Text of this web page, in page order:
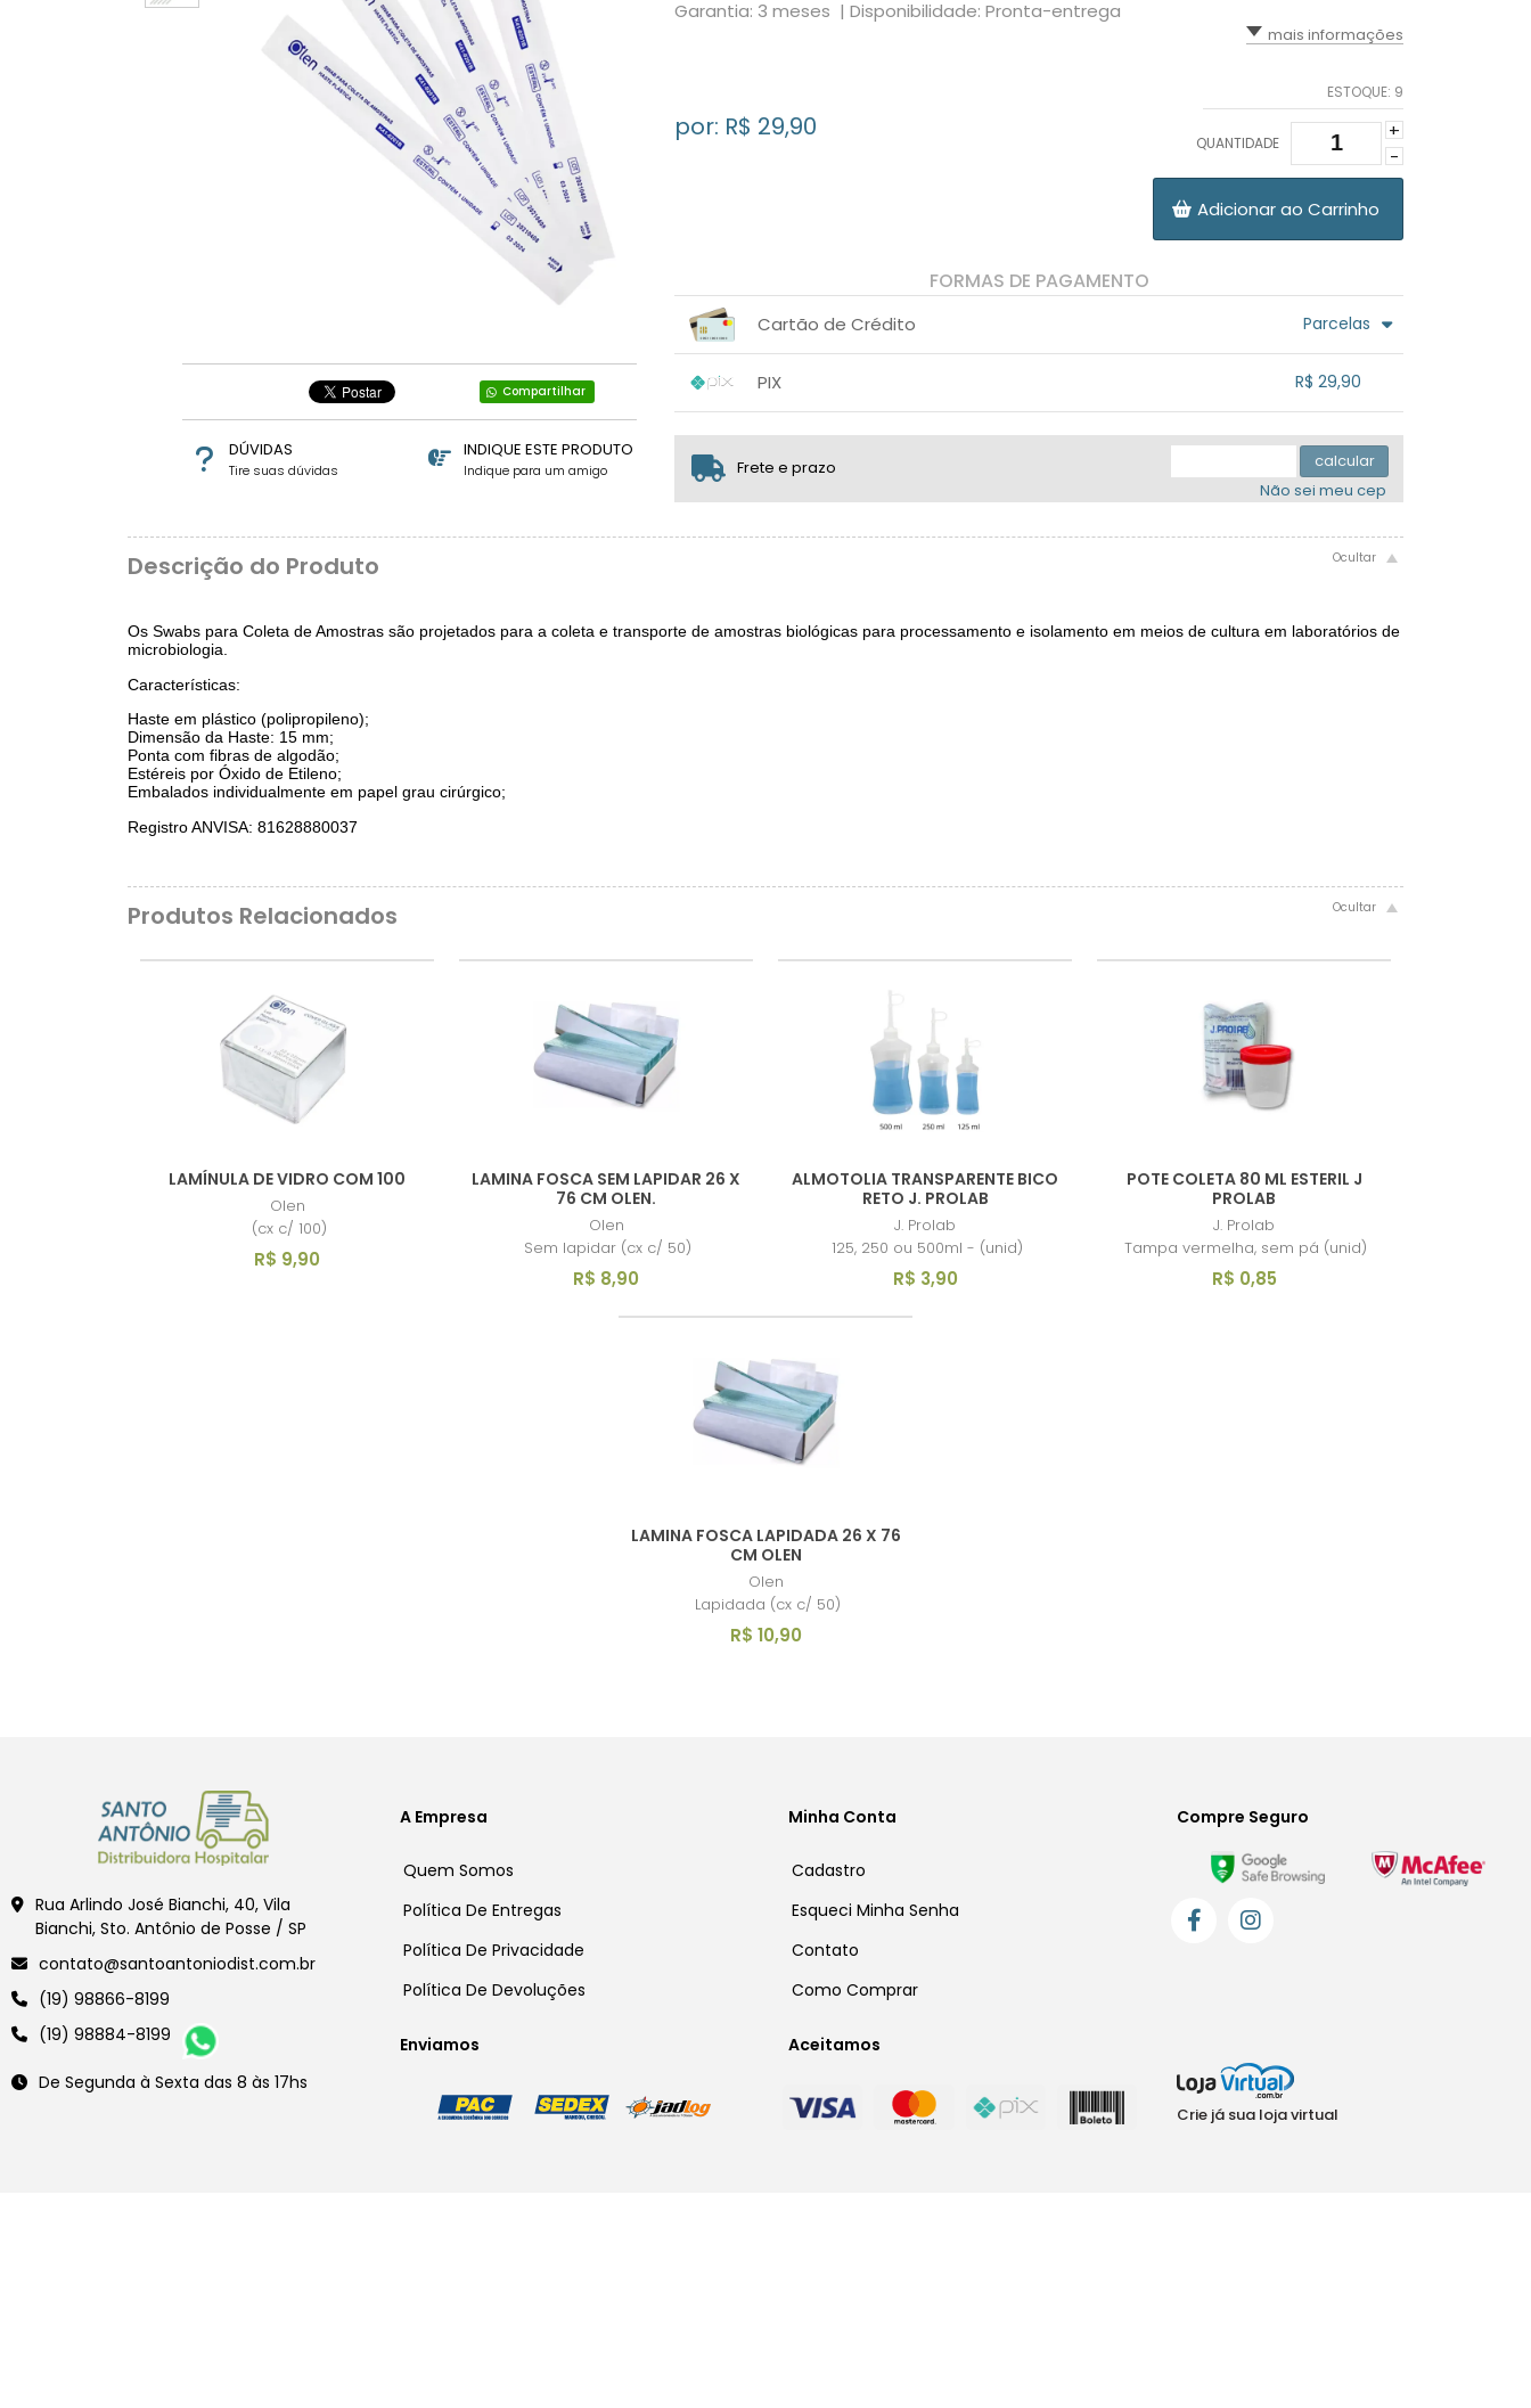
Compartilhar
DÚVIDAS
Tire suas dúvidas
INDIQUE ESTE PRODUTO
Indique para um amigo
Garantia: 3 meses | Disponibilidade: Pronta-entrega
mais informações
por: R$ 29,90
ESTOQUE: 9
QUANTIDADE
+
-
Adicionar ao Carrinho
FORMAS DE PAGAMENTO
Cartão de Crédito
Parcelas
PIX
R$ 29,90
... ...
Frete e prazo
calcular
Não sei meu cep
Descrição do Produto
Os Swabs para Coleta de Amostras são projetados para a coleta e transporte de amostras biológicas para processamento e isolamento em meios de cultura em laboratórios de
microbiologia.
Características:
Haste em plástico (polipropileno);
Dimensão da Haste: 15 mm;
Ponta com fibras de algodão;
Estéreis por Óxido de Etileno;
Embalados individualmente em papel grau cirúrgico;
Registro ANVISA: 81628880037
Produtos Relacionados
LAMÍNULA DE VIDRO COM 100
Olen
(cx c/ 100)
R$ 9,90
LAMINA FOSCA SEM LAPIDAR 26 X
76 CM OLEN.
Olen
Sem lapidar (cx c/ 50)
R$ 8,90
ALMOTOLIA TRANSPARENTE BICO
RETO J. PROLAB
J. Prolab
125, 250 ou 500ml - (unid)
R$ 3,90
POTE COLETA 80 ML ESTERIL J
PROLAB
J. Prolab
Tampa vermelha, sem pá (unid)
R$ 0,85
LAMINA FOSCA LAPIDADA 26 X 76
CM OLEN
Olen
Lapidada (cx c/ 50)
R$ 10,90
Rua Arlindo José Bianchi, 40, Vila
Bianchi, Sto. Antônio de Posse / SP
contato@santoantoniodist.com.br
(19) 98866-8199
(19) 98884-8199
De Segunda à Sexta das 8 às 17hs
A Empresa
Quem Somos
Política De Entregas
Política De Privacidade
Política De Devoluções
Enviamos
Minha Conta
Cadastro
Esqueci Minha Senha
Contato
Como Comprar
Aceitamos
Compre Seguro
Crie já sua loja virtual